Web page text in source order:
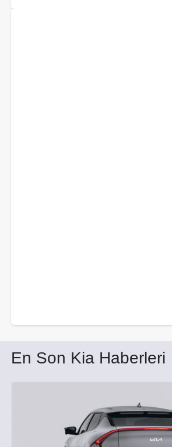
En Son Kia Haberleri